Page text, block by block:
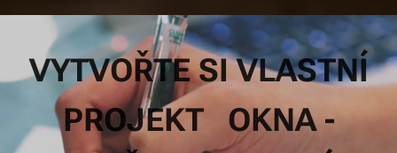
VYTVOŘTE SI VLASTNÍ
PROJEKT
OKNA -